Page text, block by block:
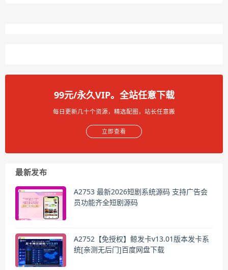
99元/永久VIP。全站任意下载
每日更新几十个资源，精选配图，站长任意搬
立即查看
最新发布
A2753 最新2026短剧系统源码 支持广告会
员功能齐全短剧源码
A2752【免授权】鲸发卡v13.01版本发卡系
统[亲测无后门]百度网盘下载